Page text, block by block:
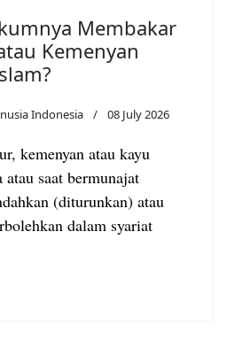
Membakar
Kemenyan
Indonesia 08 July 2026
kemenyan atau kayu
atau saat bermunajat
(diturunkan) atau
dalam syariat